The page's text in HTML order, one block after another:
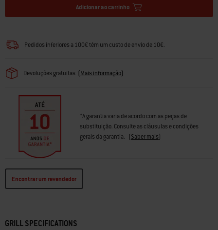
Adicionar ao carrinho
Pedidos inferiores a 100€ têm um custo de envio de 10€.
Devoluções gratuitas (Mais informação)
*A garantia varia de acordo com as peças de
substituição. Consulte as cláusulas e condições
gerais da garantia. (Saber mais)
Encontrar um revendedor
GRILL SPECIFICATIONS